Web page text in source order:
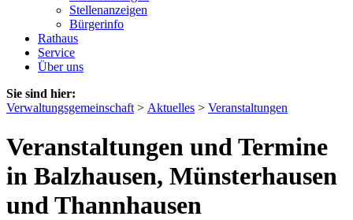
Stellenanzeigen
Bürgerinfo
Rathaus
Service
Über uns
Sie sind hier:
Verwaltungsgemeinschaft > Aktuelles > Veranstaltungen
Veranstaltungen und Termine
in Balzhausen, Münsterhausen
und Thannhausen